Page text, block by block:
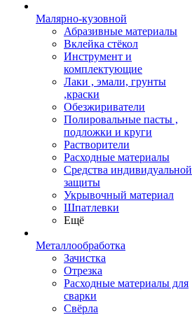
Малярно-кузовной
Абразивные материалы
Вклейка стёкол
Инструмент и
комплектующие
Лаки , эмали, грунты
,краски
Обезжириватели
Полировальные пасты ,
подложки и круги
Растворители
Расходные материалы
Средства индивидуальной
защиты
Укрывочный материал
Шпатлевки
Ещё
Металлообработка
Зачистка
Отрезка
Расходные материалы для
сварки
Свёрла